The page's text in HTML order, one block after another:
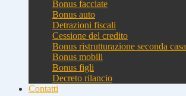
Bonus facciate
Bonus auto
Detrazioni fiscali
Cessione del credito
Bonus ristrutturazione seconda casa
Bonus mobili
Bonus figli
Decreto rilancio
Contatti